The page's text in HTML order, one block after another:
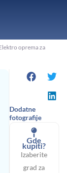
oprema za
Dodatne
fotografije
Gde
kupiti?
Izaberite
grad za